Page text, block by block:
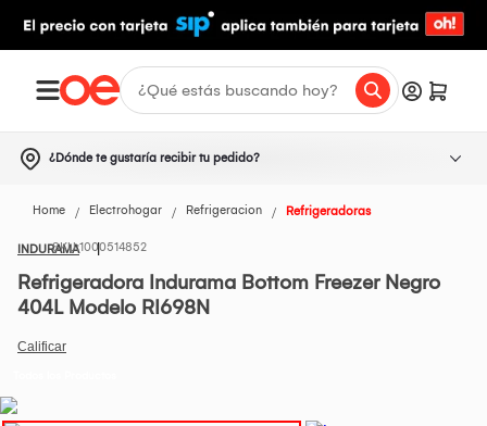
¿Dónde te gustaría recibir tu pedido?
Home Electrohogar Refrigeracion Refrigeradoras
INDURAMA1000514852
Refrigeradora Indurama Bottom Freezer Negro
404L Modelo RI698N